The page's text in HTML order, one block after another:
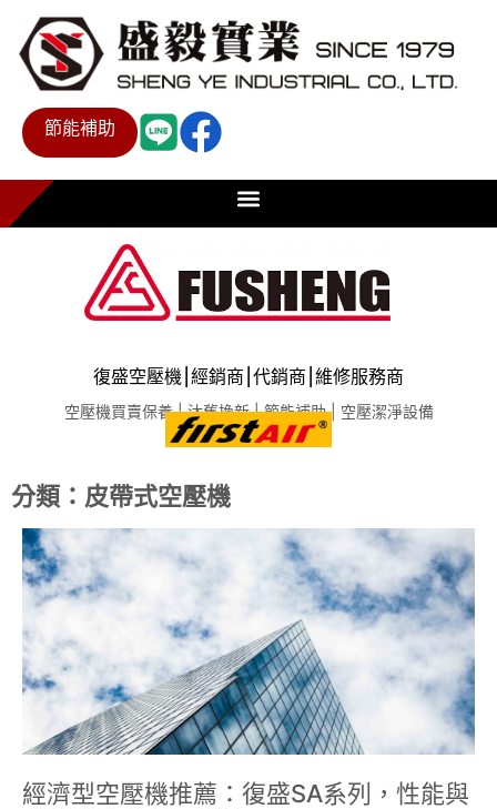
節能補助
復盛空壓機⎮經銷商⎮代銷商⎮維修服務商
空壓機買賣保養 | 汰舊換新 | 節能補助 | 空壓潔淨設備
分類：皮帶式空壓機
經濟型空壓機推薦：復盛SA系列，性能與